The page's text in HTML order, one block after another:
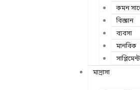
কমন
বিজ্ঞান
ব্যবসা
মানবিক
সাপ্লিমেন্ট
মাদ্রাসা